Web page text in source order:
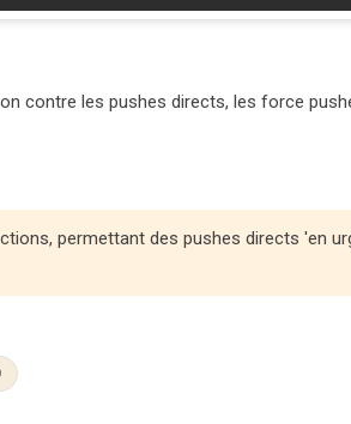
contre les pushes directs, les force
permettant des pushes directs 'en